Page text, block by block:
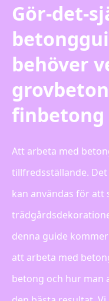
Gör-det-
behöver
finbetong
Att arbeta med
tillfredsställande.
kan användas för att
denna guide
att arbeta med
betong och hur man